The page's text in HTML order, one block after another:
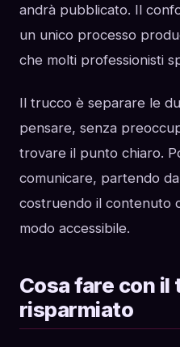
andrà pubblicato. Il
un unico processo
che molti professionisti
Il trucco è separare le
pensare, senza
trovare il punto chiaro.
comunicare, partendo
costruendo il contenuto
modo accessibile.
Cosa fare con il
risparmiato